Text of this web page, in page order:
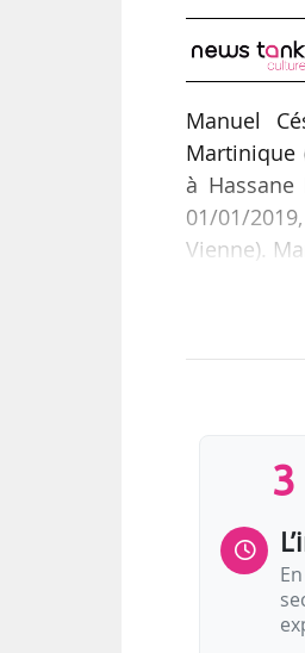
Manuel
Martinique
à
01/01/
Vienne).
Manuel
après